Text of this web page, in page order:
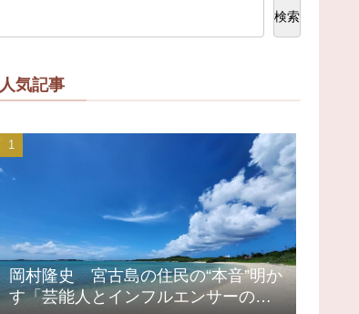
検索
人気記事
岡村隆史 宮古島の住民の“本音”明か
す「芸能人とインフルエンサーの島